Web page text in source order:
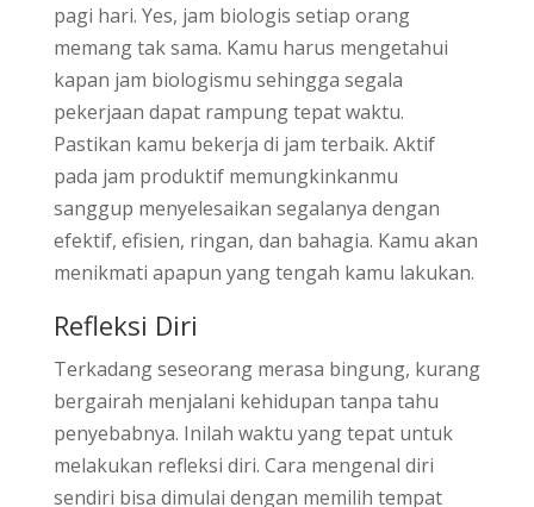
pagi hari. Yes, jam biologis setiap orang
memang tak sama. Kamu harus mengetahui
kapan jam biologismu sehingga segala
pekerjaan dapat rampung tepat waktu.
Pastikan kamu bekerja di jam terbaik. Aktif
pada jam produktif memungkinkanmu
sanggup menyelesaikan segalanya dengan
efektif, efisien, ringan, dan bahagia. Kamu akan
menikmati apapun yang tengah kamu lakukan.
Refleksi Diri
Terkadang seseorang merasa bingung, kurang
bergairah menjalani kehidupan tanpa tahu
penyebabnya. Inilah waktu yang tepat untuk
melakukan refleksi diri. Cara mengenal diri
sendiri bisa dimulai dengan memilih tempat